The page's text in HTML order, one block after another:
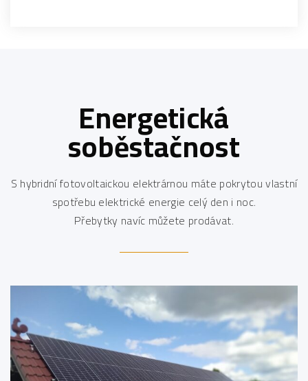
Energetická
soběstačnost
S hybridní fotovoltaickou elektrárnou máte pokrytou vlastní
spotřebu elektrické energie celý den i noc.
Přebytky navíc můžete prodávat.